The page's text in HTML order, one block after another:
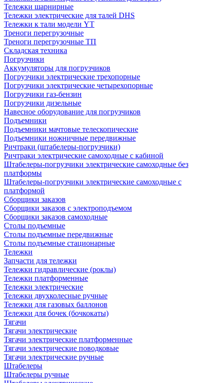
Тележки шарнирные
Тележки электрические для талей DHS
Тележки к тали модели YT
Треноги перегрузочные
Треноги перегрузочные ТП
Складская техника
Погрузчики
Аккумуляторы для погрузчиков
Погрузчики электрические трехопорные
Погрузчики электрические четырехопорные
Погрузчики газ-бензин
Погрузчики дизельные
Навесное оборудование для погрузчиков
Подъемники
Подъемники мачтовые телескопические
Подъемники ножничные передвижные
Ричтраки (штабелеры-погрузчики)
Ричтраки электрические самоходные с кабиной
Штабелеры-погрузчики электрические самоходные без
платформы
Штабелеры-погрузчики электрические самоходные с
платформой
Сборщики заказов
Сборщики заказов с электроподъемом
Сборщики заказов самоходные
Столы подъемные
Столы подъемные передвижные
Столы подъемные стационарные
Тележки
Запчасти для тележки
Тележки гидравлические (роклы)
Тележки платформенные
Тележки электрические
Тележки двухколесные ручные
Тележки для газовых баллонов
Тележки для бочек (бочкокаты)
Тягачи
Тягачи электрические
Тягачи электрические платформенные
Тягачи электрические поводковые
Тягачи электрические ручные
Штабелеры
Штабелеры ручные